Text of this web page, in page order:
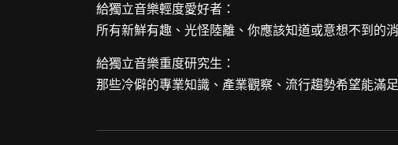
給獨立音樂輕度愛好者：
所有新鮮有趣、光怪陸離、你應該知道或意想不到的
給獨立音樂重度研究生：
那些冷僻的專業知識、產業觀察、流行趨勢希望能滿